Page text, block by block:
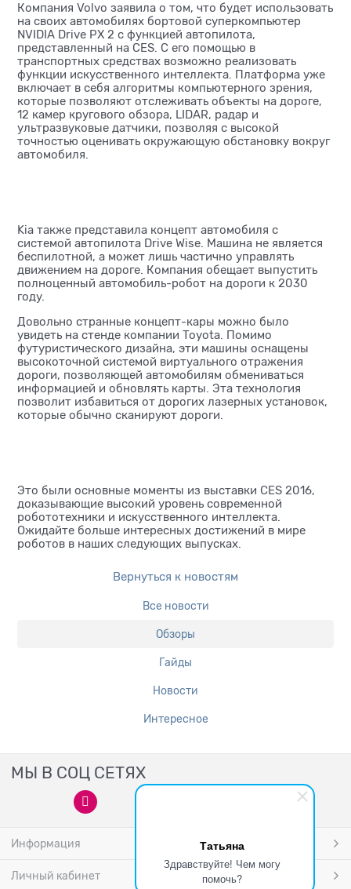
Татьяна
Здравствуйте! Чем могу
помочь?
Компания Volvo заявила о том, что будет использовать
на своих автомобилях бортовой суперкомпьютер
NVIDIA Drive PX 2 с функцией автопилота,
представленный на CES. С его помощью в
транспортных средствах возможно реализовать
функции искусственного интеллекта. Платформа уже
включает в себя алгоритмы компьютерного зрения,
которые позволяют отслеживать объекты на дороге,
12 камер кругового обзора, LIDAR, радар и
ультразвуковые датчики, позволяя с высокой
точностью оценивать окружающую обстановку вокруг
автомобиля.
Kia также представила концепт автомобиля с
системой автопилота Drive Wise. Машина не является
беспилотной, а может лишь частично управлять
движением на дороге. Компания обещает выпустить
полноценный автомобиль-робот на дороги к 2030
году.
Довольно странные концепт-кары можно было
увидеть на стенде компании Toyota. Помимо
футуристического дизайна, эти машины оснащены
высокоточной системой виртуального отражения
дороги, позволяющей автомобилям обмениваться
информацией и обновлять карты. Эта технология
позволит избавиться от дорогих лазерных установок,
которые обычно сканируют дороги.
Это были основные моменты из выставки CES 2016,
доказывающие высокий уровень современной
робототехники и искусственного интеллекта.
Ожидайте больше интересных достижений в мире
роботов в наших следующих выпусках.
Вернуться к новостям
Все новости
Обзоры
Гайды
Новости
Интересное
МЫ В СОЦ СЕТЯХ
Информация
Личный кабинет